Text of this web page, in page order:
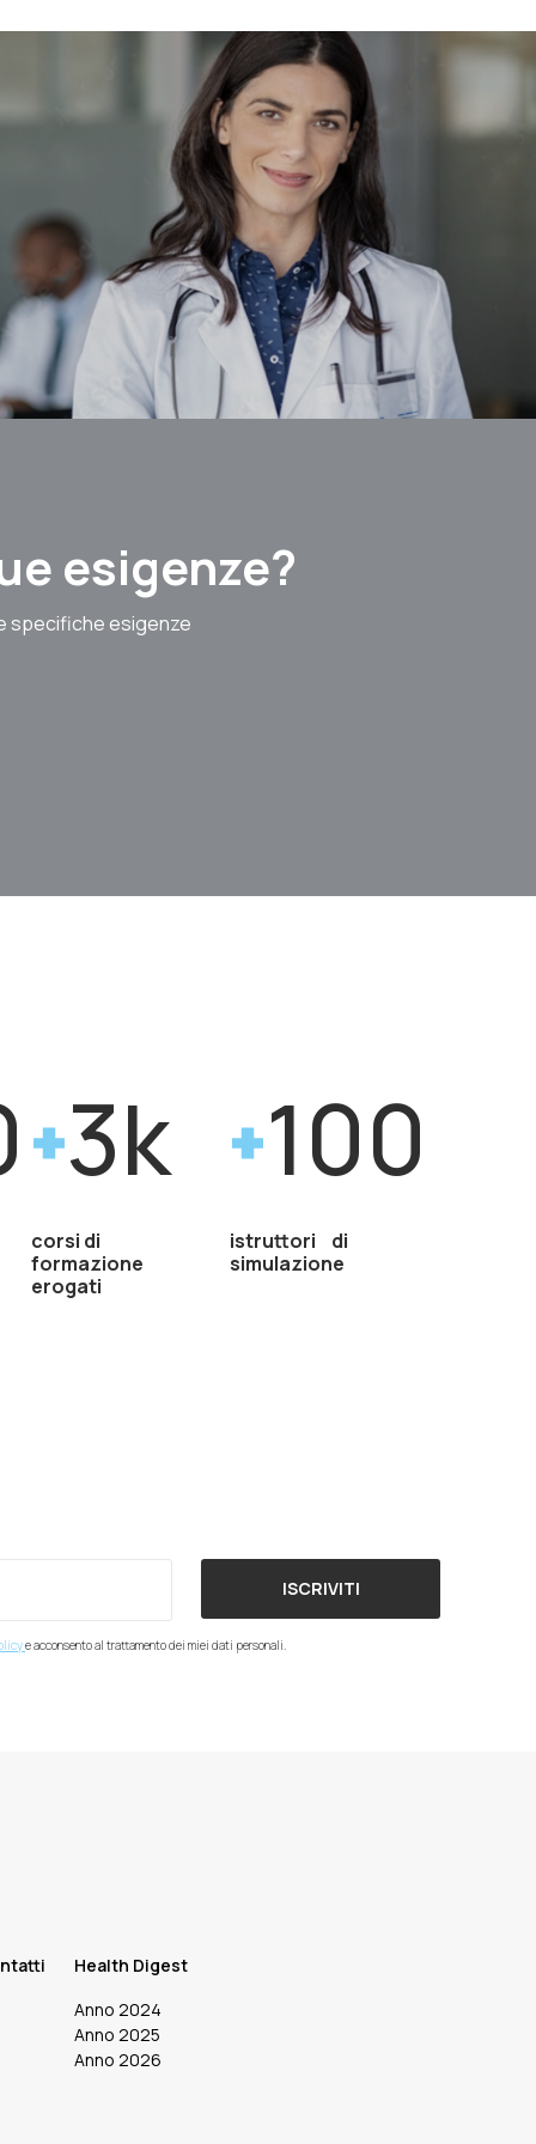
esigenze?
specifiche esigenze
3k
corsi di
formazione
erogati
100
istruttori di
simulazione
e acconsento al trattamento dei miei dati personali.
ISCRIVITI
Health Digest
Anno 2024
Anno 2025
Anno 2026